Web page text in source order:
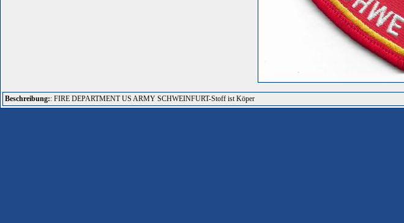
Beschreibung:: FIRE DEPARTMENT US ARMY SCHWEINFURT-Stoff ist Köper